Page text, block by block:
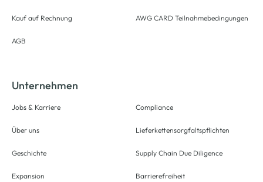
Kauf auf Rechnung
AGB
AWG CARD Teilnahmebedingungen
Unternehmen
Jobs & Karriere
Über uns
Geschichte
Expansion
Compliance
Lieferkettensorgfaltspflichten
Supply Chain Due Diligence
Barrierefreiheit